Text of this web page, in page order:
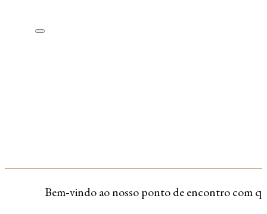
Bem‑vindo ao nosso ponto de encontro com